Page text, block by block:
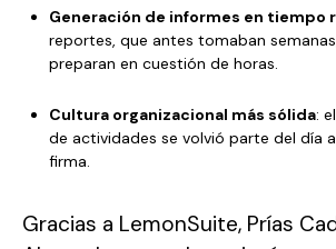
Generación de informes en tiempo
reportes, que antes tomaban
preparan en cuestión de horas.
Cultura organizacional más sólida:
de actividades se volvió parte del día
firma.
Gracias a LemonSuite, Prías